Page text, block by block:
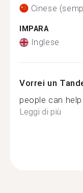
Cinese
IMPARA
Inglese
Vorrei un
people can
Leggi di più